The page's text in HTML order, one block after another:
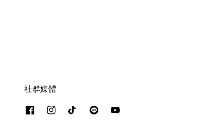
社群媒體